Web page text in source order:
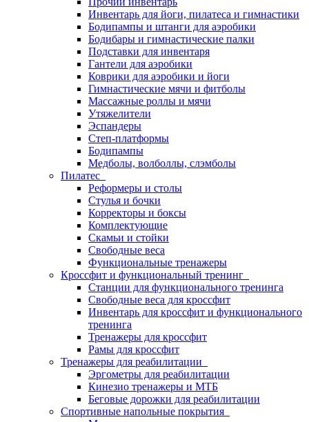
Инвентарь для йоги, пилатеса и гимнастики
Бодипампы и штанги для аэробики
Бодибары и гимнастические палки
Подставки для инвентаря
Гантели для аэробики
Коврики для аэробики и йоги
Гимнастические мячи и фитболы
Массажные роллы и мячи
Утяжелители
Эспандеры
Степ-платформы
Бодипампы
Медболы, волболлы, слэмболы
Пилатес
Реформеры и столы
Стулья и бочки
Корректоры и боксы
Комплектующие
Скамьи и стойки
Свободные веса
Функциональные тренажеры
Кроссфит и функциональный тренинг
Станции для функционального тренинга
Свободные веса для кроссфит
Инвентарь для кроссфит и функционального
тренинга
Тренажеры для кроссфит
Рамы для кроссфит
Тренажеры для реабилитации
Эргометры для реабилитации
Кинезио тренажеры и МТБ
Беговые дорожки для реабилитации
Спортивные напольные покрытия